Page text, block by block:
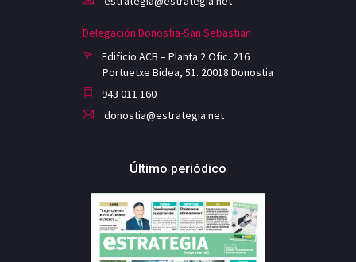
Delegación Donostia-San Sebastian
Edificio ACB – Planta 2 Ofic. 216
Portuetxe Bidea, 51. 20018 Donostia
943 011 160
donostia@estrategia.net
Último periódico